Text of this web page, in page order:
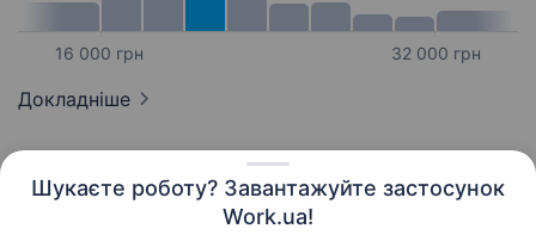
Шукаєте роботу? Завантажуйте застосунок
Work.ua!
16 000 грн 32 000 грн
Докладніше